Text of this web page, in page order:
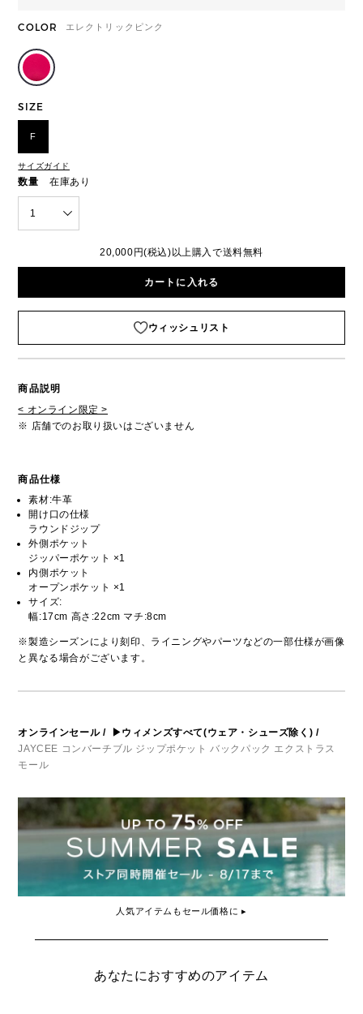
COLOR エレクトリックピンク
SIZE
F
サイズガイド
数量 在庫あり
1
20,000円(税込)以上購入で送料無料
カートに入れる
ウィッシュリスト
商品説明
< オンライン限定 >
※ 店舗でのお取り扱いはございません
商品仕様
素材:牛革
開け口の仕様
ラウンドジップ
外側ポケット
ジッパーポケット ×1
内側ポケット
オープンポケット ×1
サイズ:
幅:17cm 高さ:22cm マチ:8cm
※製造シーズンにより刻印、ライニングやパーツなどの一部仕様が画像
と異なる場合がございます。
オンラインセール/ ▶ウィメンズすべて(ウェア・シューズ除く) /
JAYCEE コンバーチブル ジップポケット バックパック エクストラス
モール
人気アイテムもセール価格に ▸
あなたにおすすめのアイテム